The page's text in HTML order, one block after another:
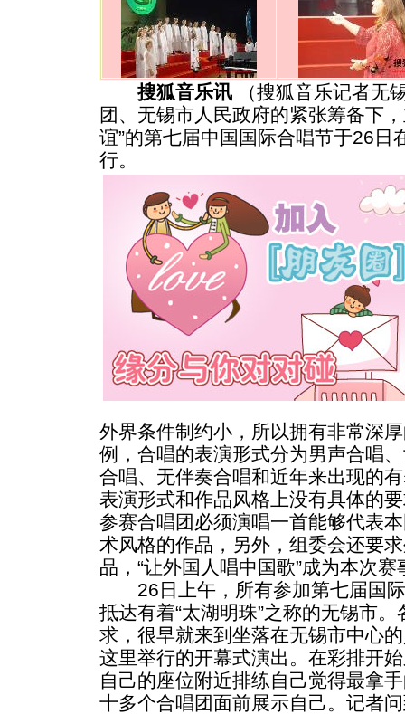
搜狐音乐讯 （搜狐音乐记者无
团、无锡市人民政府的紧张筹备下
谊”的第七届中国国际合唱节于26日
行。
外界条件制约小，所以拥有非常深
例，合唱的表演形式分为男声合唱
合唱、无伴奏合唱和近年来出现的
表演形式和作品风格上没有具体的
参赛合唱团必须演唱一首能够代表
术风格的作品，另外，组委会还要
品，“让外国人唱中国歌”成为本次
26日上午，所有参加第七届国际
抵达有着“太湖明珠”之称的无锡市
求，很早就来到坐落在无锡市中心
这里举行的开幕式演出。在彩排开
自己的座位附近排练自己觉得最拿
十多个合唱团面前展示自己。记者